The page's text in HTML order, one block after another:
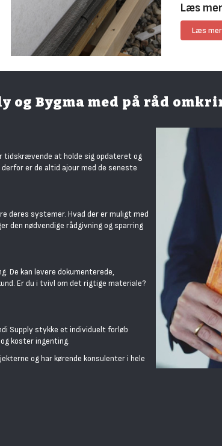
Læs
Læs
og Bygma med på råd
tidskrævende at holde sig opdateret og
er de altid ajour med de seneste
deres systemer. Hvad der er muligt med
den nødvendige rådgivning og sparring
De kan levere dokumenterede,
Er du i tvivl om det rigtige materiale?
Supply stykke et individuelt forløb
koster ingenting.
og har kørende konsulenter i hele